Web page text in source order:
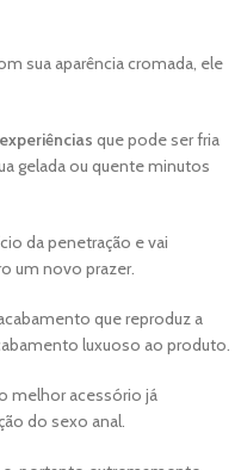
sua aparência cromada, ele
que pode ser fria
gelada ou quente minutos
da penetração e vai
um novo prazer.
que reproduz a
luxuoso ao produto.
melhor acessório já
do sexo anal.